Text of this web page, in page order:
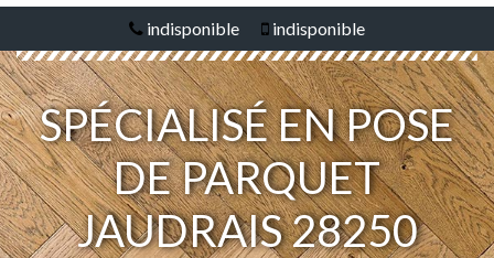
indisponible indisponible
SPÉCIALISÉ EN POSE
DE PARQUET
JAUDRAIS 28250